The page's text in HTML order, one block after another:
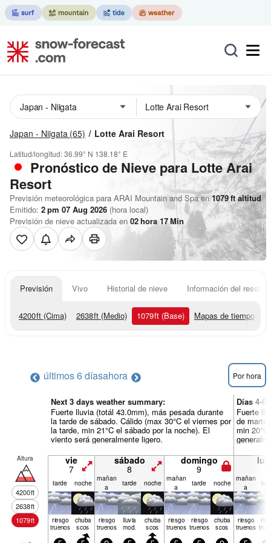
Japan - Niigata (65) Lotte Arai Resort
Latitud/longitud:36.99° N 138.18° E
Pronóstico de Nieve para Lotte Arai
Resort
Previsión meteorológica para ARAI Mountain and Spa en 1079ftaltitud
Emitido: 2 pm 07 Aug 2026 (hora local)
Previsión de nieve actualizada en 02hora17Min
Previsión Vivo Historial de nieve Información del resort
4200ft (Cima) 2638ft (Medio) 1079ft (Base) Mapas de tiempo
últimos 6 díasahora Por hora
Next 3 days weather summary:
Fuerte lluvia (totál 43.0mm), más pesada durante
la tarde de sábado. Cálido (max 30°C el viernes por
la tarde, min 21°C el sábado por la noche). El
viento será generalmente ligero.
Días 4-6
Fuerte
de
min
Altura
4200ft
2638ft
1079ft
vie
7
sábado
8
domingo
9
tarde noche mañan
a
tarde noche mañan
a
tarde noche mañan
a
riesgo
truenos
chuba
scos
riesgo
truenos
lluvia
mod.
chuba
scos
riesgo
truenos
riesgo
truenos
chuba
scos
riesgo
truenos